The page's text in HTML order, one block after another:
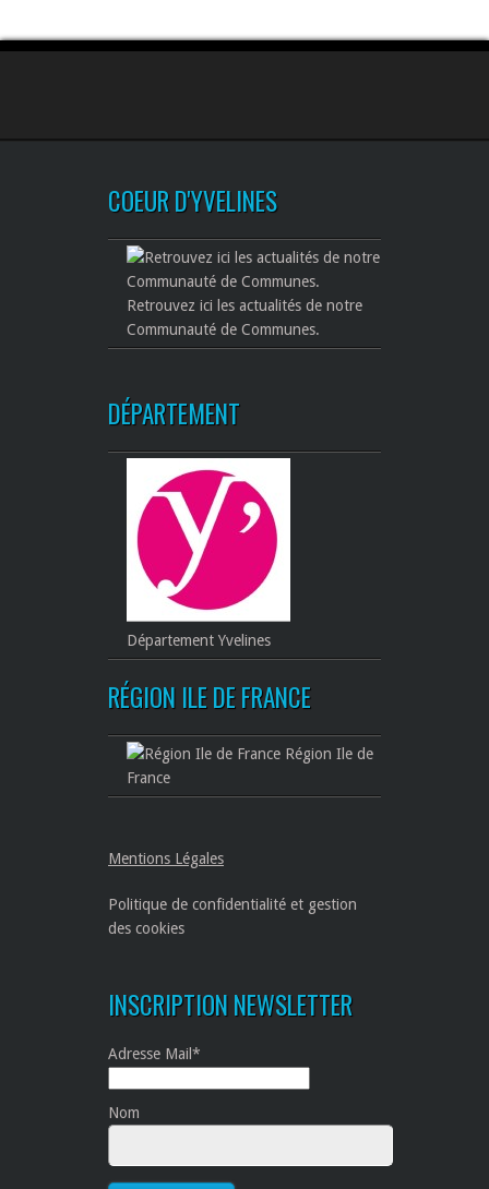
COEUR D'YVELINES
Retrouvez ici les actualités de notre
Communauté de Communes.
DÉPARTEMENT
Département Yvelines
RÉGION ILE DE FRANCE
Région Ile de
France
Mentions Légales
Politique de confidentialité et gestion
des cookies
INSCRIPTION NEWSLETTER
Adresse Mail*
Nom